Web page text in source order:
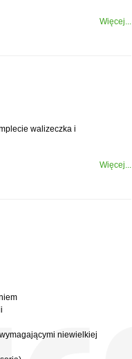
Więcej...
walizeczka i
Więcej...
niewielkiej